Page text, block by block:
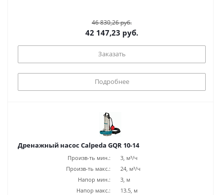
46 830,26 руб.
42 147,23 руб.
Заказать
Подробнее
Дренажный насос Calpeda GQR 10-14
Произв-ть мин.:
3, м³/ч
Произв-ть макс.:
24, м³/ч
Напор мин.:
3, м
Напор макс.:
13.5, м